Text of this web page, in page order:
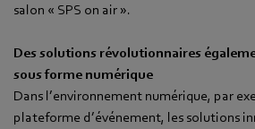
salon « SPS on air ».
Des solutions révolutionnaires
sous forme numérique
Dans l’environnement numérique, par
plateforme d’événement, les solutions